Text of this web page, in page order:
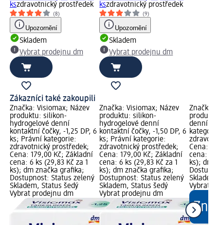
kszdravotnický prostředek
(8)
Upozornění
Skladem
Vybrat prodejnu dm
kszdravotnický prostředek
(9)
Upozornění
Skladem
Vybrat prodejnu dm
Zákazníci také zakoupili
Značka: Visiomax; Název
produktu: silikon-
hydrogelové denní
kontaktní čočky, -1,25 DP, 6
ks; Právní kategorie:
zdravotnický prostředek;
Cena: 179,00 Kč; Základní
cena: 6 ks (29,83 Kč za 1
ks); dm značka grafika;
Dostupnost: Status zelený
Skladem, Status šedý
Vybrat prodejnu dm
Značka: Visiomax; Název
produktu: silikon-
hydrogelové denní
kontaktní čočky, -1,50 DP, 6
ks; Právní kategorie:
zdravotnický prostředek;
Cena: 179,00 Kč; Základní
cena: 6 ks (29,83 Kč za 1
ks); dm značka grafika;
Dostupnost: Status zelený
Skladem, Status šedý
Vybrat prodejnu dm
Značka:
denní -
Cena:
cena: 8
ks); dm
Vybrat